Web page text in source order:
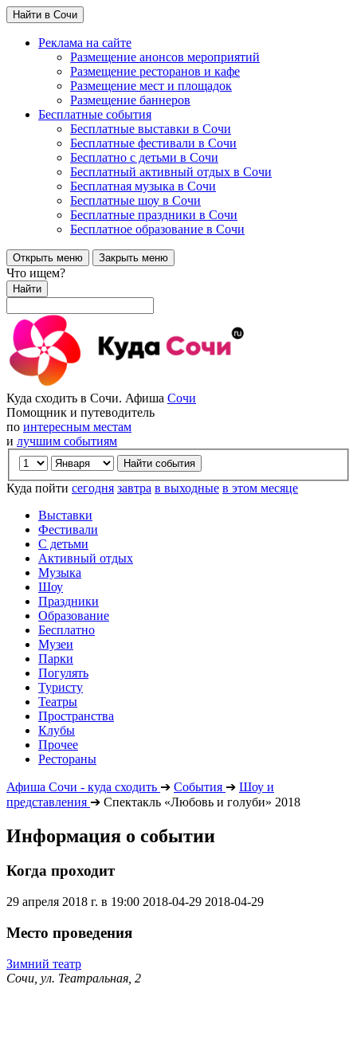
Найти в Сочи
Реклама на сайте
Размещение анонсов мероприятий
Размещение ресторанов и кафе
Размещение мест и площадок
Размещение баннеров
Бесплатные события
Бесплатные выставки в Сочи
Бесплатные фестивали в Сочи
Бесплатно с детьми в Сочи
Бесплатный активный отдых в Сочи
Бесплатная музыка в Сочи
Бесплатные шоу в Сочи
Бесплатные праздники в Сочи
Бесплатное образование в Сочи
Открыть меню Закрыть меню
Что ищем?
Найти
Куда сходить в Сочи. Афиша Сочи
Помощник и путеводитель
по интересным местам
и лучшим событиям
Куда пойти сегодня завтра в выходные в этом месяце
Выставки
Фестивали
С детьми
Активный отдых
Музыка
Шоу
Праздники
Образование
Бесплатно
Музеи
Парки
Погулять
Туристу
Театры
Пространства
Клубы
Прочее
Рестораны
Афиша Сочи - куда сходить ➔ События ➔ Шоу и
представления ➔ Спектакль «Любовь и голуби» 2018
Информация о событии
Когда проходит
29 апреля 2018 г. в 19:00 2018-04-29 2018-04-29
Место проведения
Зимний театр
Сочи, ул. Театральная, 2